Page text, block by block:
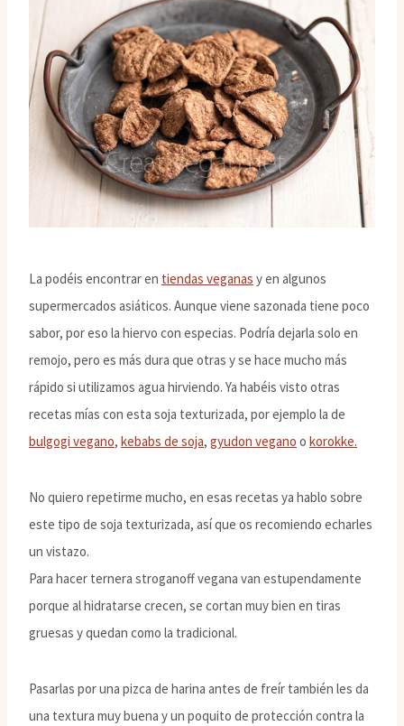
La podéis encontrar en tiendas veganas y en algunos
supermercados asiáticos. Aunque viene sazonada tiene poco
sabor, por eso la hiervo con especias. Podría dejarla solo en
remojo, pero es más dura que otras y se hace mucho más
rápido si utilizamos agua hirviendo. Ya habéis visto otras
recetas mías con esta soja texturizada, por ejemplo la de
bulgogi vegano, kebabs de soja, gyudon vegano o korokke.
No quiero repetirme mucho, en esas recetas ya hablo sobre
este tipo de soja texturizada, así que os recomiendo echarles
un vistazo.
Para hacer ternera stroganoff vegana van estupendamente
porque al hidratarse crecen, se cortan muy bien en tiras
gruesas y quedan como la tradicional.
Pasarlas por una pizca de harina antes de freír también les da
una textura muy buena y un poquito de protección contra la